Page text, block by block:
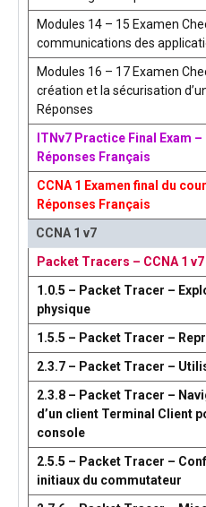
Modules 14 – 15 Examen
communications des
Modules 16 – 17 Examen
création et la sécurisation
Réponses
ITNv7 Practice Final Exam –
Réponses Français
CCNA 1 Examen final du
Réponses Français
CCNA 1 v7
Packet Tracers – CCNA 1 v7
1.0.5 – Packet Tracer –
physique
1.5.5 – Packet Tracer –
2.3.7 – Packet Tracer –
2.3.8 – Packet Tracer –
d’un client Terminal Client
console
2.5.5 – Packet Tracer –
initiaux du commutateur